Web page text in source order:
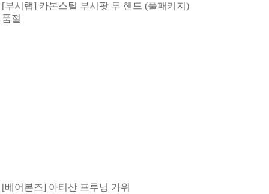
[부시랩] 카본스틸 부시팟 투 핸드 (풀패키지)
품절
[베어본즈] 아티산 프루닝 가위